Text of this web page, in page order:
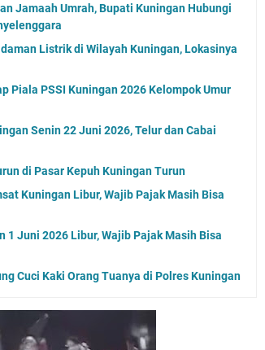
Jamaah Umrah, Bupati Kuningan Hubungi
Listrik di Wilayah Kuningan, Lokasinya
Piala PSSI Kuningan 2026 Kelompok Umur
Senin 22 Juni 2026, Telur dan Cabai
di Pasar Kepuh Kuningan Turun
Kuningan Libur, Wajib Pajak Masih Bisa
Juni 2026 Libur, Wajib Pajak Masih Bisa
Cuci Kaki Orang Tuanya di Polres Kuningan